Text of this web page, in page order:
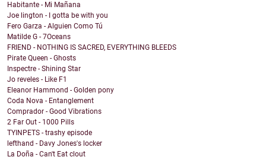
Habitante - Mi Mañana
Joe lington - I gotta be with you
Fero Garza - Alguien Como Tú
Matilde G - 7Oceans
FRIEND - NOTHING IS SACRED, EVERYTHING BLEEDS
Pirate Queen - Ghosts
Inspectre - Shining Star
Jo reveles - Like F1
Eleanor Hammond - Golden pony
Coda Nova - Entanglement
Comprador - Good Vibrations
2 Far Out - 1000 Pills
TYINPETS - trashy episode
lefthand - Davy Jones's locker
La Doña - Can't Eat clout